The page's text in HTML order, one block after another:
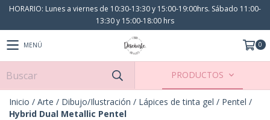
HORARIO: Lunes a viernes de 10:30-13:30 y 15:00-19:00hrs. Sábado 11:00-
13:30 y 15:00-18:00 hrs
MENÚ 0
PRODUCTOS
Inicio / Arte / Dibujo/Ilustración / Lápices de tinta gel / Pentel /
Hybrid Dual Metallic Pentel